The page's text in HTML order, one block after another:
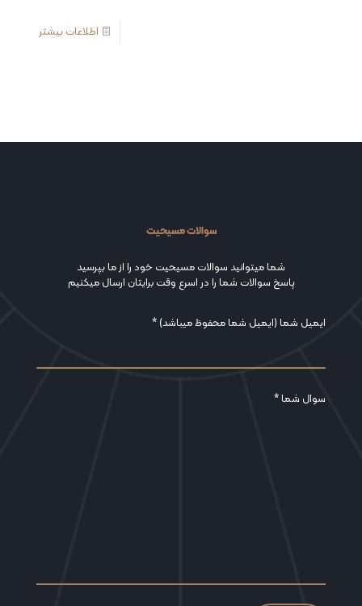
اطلاعات بیشتر
سوالات مسیحیت
شما میتوانید سوالات مسیحیت خود را از ما بپرسید
پاسخ سوالات شما را در اسرع وقت برایتان ارسال میکنیم
ایمیل شما (ایمیل شما محفوظ میباشد) *
سوال شما *